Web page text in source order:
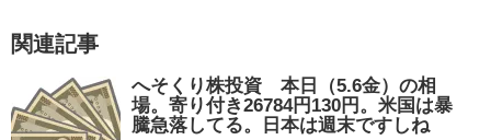
関連記事
へそくり株投資 本日（5.6金）の相
場。寄り付き26784円130円。米国は暴
騰急落してる。日本は週末ですしね